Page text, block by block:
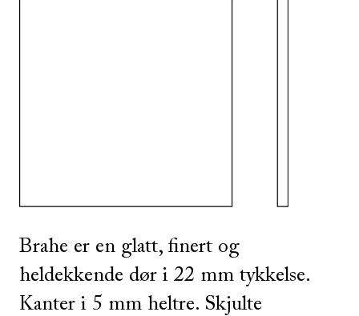
Brahe er en glatt, finert og
heldekkende dør i 22 mm tykkelse.
Kanter i 5 mm heltre. Skjulte